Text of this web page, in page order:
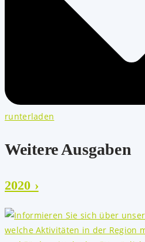
runterladen
Weitere Ausgaben
2020 ›